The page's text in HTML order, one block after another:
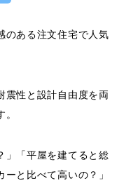
のある注文住宅で人気
震性と設計自由度を両
」「平屋を建てると総
と比べて高いの？」